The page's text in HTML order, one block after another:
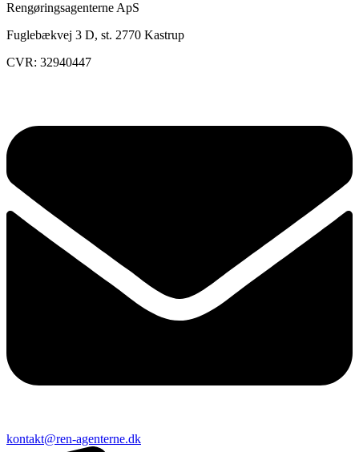
Rengøringsagenterne ApS
Fuglebækvej 3 D, st. 2770 Kastrup
CVR: 32940447
kontakt@ren-agenterne.dk